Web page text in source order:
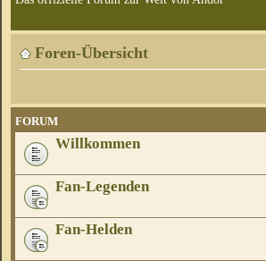
Foren-Übersicht
FORUM
Willkommen
Fan-Legenden
Fan-Helden